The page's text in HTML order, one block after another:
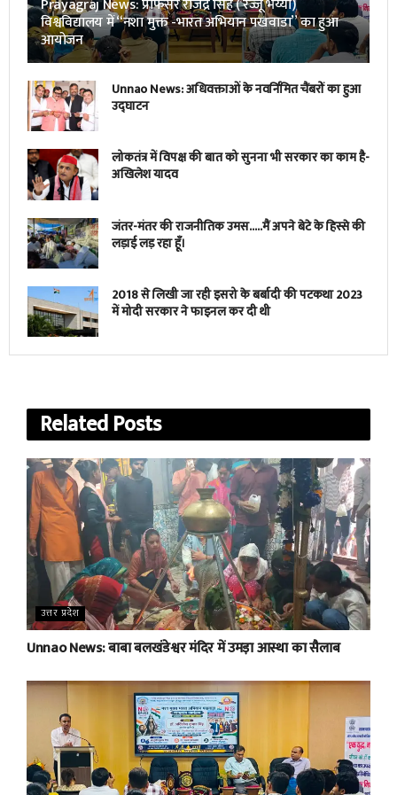
Prayagraj News: प्रोफेसर राजेंद्र सिंह ( रज्जू भय्या)
विश्वविद्यालय में “नशा मुक्त -भारत अभियान पखवाडा” का हुआ
आयोजन
Unnao News: अधिवक्ताओं के नवर्निमित चैंबरों का हुआ
उद्घाटन
लोकतंत्र में विपक्ष की बात को सुनना भी सरकार का काम है-
अखिलेश यादव
जंतर-मंतर की राजनीतिक उमस…..मैं अपने बेटे के हिस्से की
लड़ाई लड़ रहा हूँ।
2018 से लिखी जा रही इसरो के बर्बादी की पटकथा 2023
में मोदी सरकार ने फाइनल कर दी थी
RelatedPosts
उत्तर प्रदेश
Unnao News: बाबा बलखंडेश्वर मंदिर में उमड़ा आस्था का सैलाब